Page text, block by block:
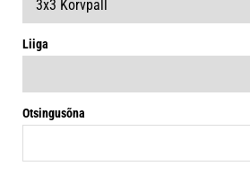
Liiga
Otsingusõna